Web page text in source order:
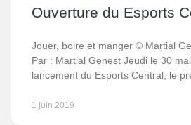
Ouverture du Esports
Jouer, boire et manger © Martial
Par : Martial Genest Jeudi le 30
lancement du Esports Central, le
1 juin 2019